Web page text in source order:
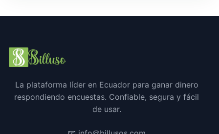
La plataforma líder en Ecuador para ganar dinero
respondiendo encuestas. Confiable, segura y fácil
de usar.